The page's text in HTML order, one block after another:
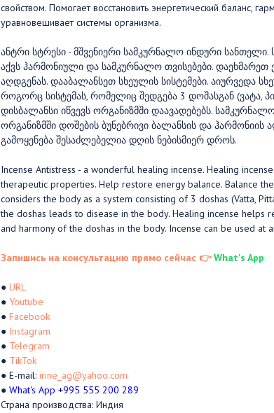
свойством. Помогает восстановить энергетический баланс,
уравновешивает системы организма.
ანტრი სტრესი - მშვენიერი სამკურნალო ინდური
აქვს ჰარმონიული და სამკურნალო თვისებები. დაეხმარეთ
აღდგენას. დააბალანსეთ სხეულის სისტემები. აიურვედა
როგორც სისტემას, რომელიც შედგება 3 დოშასგან (ვატა,
დისბალანსი იწვევს ორგანიზმში დაავადებებს.
ორგანიზმში დოშების ბუნებრივი ბალანსის და ჰარმონიის
გამოყენება შესაძლებელია დღის ნებისმიერ დროს.
Incense Antistress - a wonderful healing incense. Healing
therapeutic properties. Help restore energy balance. Balance
considers the body as a system consisting of 3 doshas (Vatta,
the doshas leads to disease in the body. Healing incense helps
and harmony of the doshas in the body. Incense can be used at
Запишись на консультацию прямо сейчас 👉 What's App
● URL
● Youtube
● Facebook
● Instagram
● Telegram
● TikTok
● E-mail: irine_ag@yahoo.com
● What's App +995 555 200 289
Страна производства: Индия